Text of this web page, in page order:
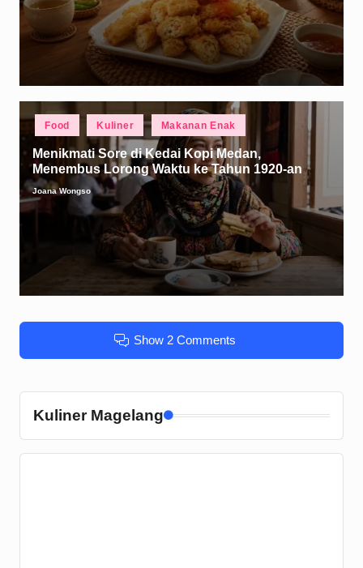
Posted
Food Kuliner Makanan Enak
Menikmati Sore di Kedai Kopi Medan,
Menembus Lorong Waktu ke Tahun 1920-an
Posted
Joana Wongso
Show 2 Comments
Kuliner Magelang